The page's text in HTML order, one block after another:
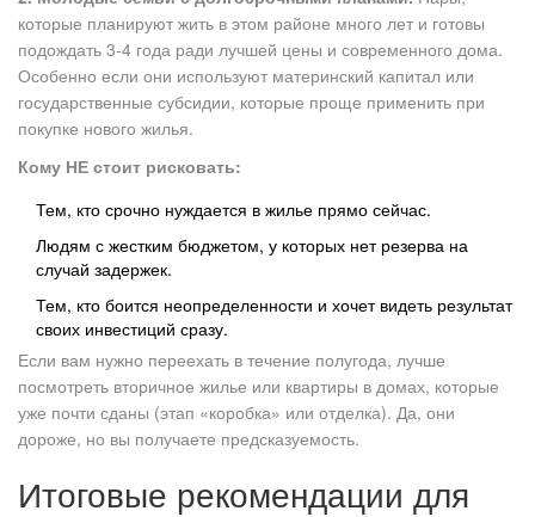
которые планируют жить в этом районе много лет и готовы
подождать 3-4 года ради лучшей цены и современного дома.
Особенно если они используют материнский капитал или
государственные субсидии, которые проще применить при
покупке нового жилья.
Кому НЕ стоит рисковать:
Тем, кто срочно нуждается в жилье прямо сейчас.
Людям с жестким бюджетом, у которых нет резерва на
случай задержек.
Тем, кто боится неопределенности и хочет видеть результат
своих инвестиций сразу.
Если вам нужно переехать в течение полугода, лучше
посмотреть вторичное жилье или квартиры в домах, которые
уже почти сданы (этап «коробка» или отделка). Да, они
дороже, но вы получаете предсказуемость.
Итоговые рекомендации для